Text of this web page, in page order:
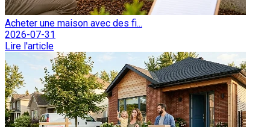
Acheter une maison avec des fi...
2026-07-31
Lire l'article